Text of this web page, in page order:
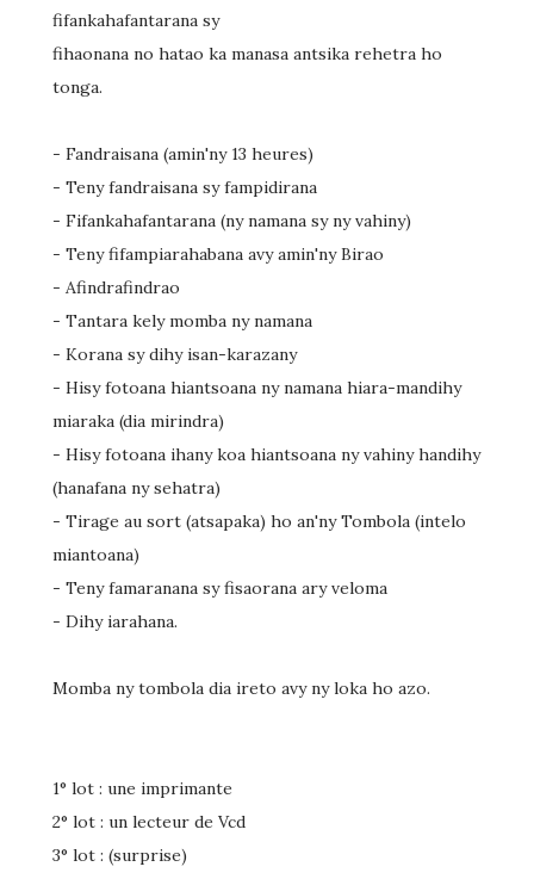
fifankahafantarana sy
fihaonana no hatao ka manasa antsika rehetra ho
tonga.
- Fandraisana (amin'ny 13 heures)
- Teny fandraisana sy fampidirana
- Fifankahafantarana (ny namana sy ny vahiny)
- Teny fifampiarahabana avy amin'ny Birao
- Afindrafindrao
- Tantara kely momba ny namana
- Korana sy dihy isan-karazany
- Hisy fotoana hiantsoana ny namana hiara-mandihy
miaraka (dia mirindra)
- Hisy fotoana ihany koa hiantsoana ny vahiny handihy
(hanafana ny sehatra)
- Tirage au sort (atsapaka) ho an'ny Tombola (intelo
miantoana)
- Teny famaranana sy fisaorana ary veloma
- Dihy iarahana.
Momba ny tombola dia ireto avy ny loka ho azo.
1° lot : une imprimante
2° lot : un lecteur de Vcd
3° lot : (surprise)